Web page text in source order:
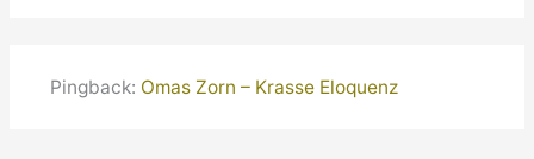
Pingback: Omas Zorn – Krasse Eloquenz